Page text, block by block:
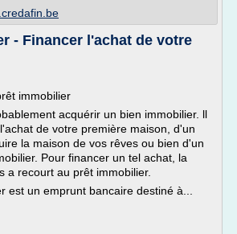
- Financer l'achat de votre
immobilier
acquérir un bien immobilier. ll
de votre première maison, d'un
la maison de vos rêves ou bien d'un
Pour financer un tel achat, la
a recourt au prêt immobilier.
est un emprunt bancaire destiné à...